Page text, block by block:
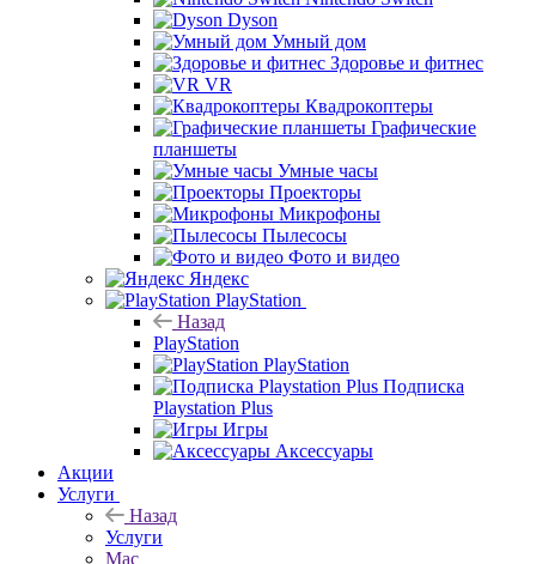
Dyson
Умный дом
Здоровье и фитнес
VR
Квадрокоптеры
Графические
планшеты
Умные часы
Проекторы
Микрофоны
Пылесосы
Фото и видео
Яндекс
PlayStation
Назад
PlayStation
PlayStation
Подписка
Playstation Plus
Игры
Аксессуары
Акции
Услуги
Назад
Услуги
Mac